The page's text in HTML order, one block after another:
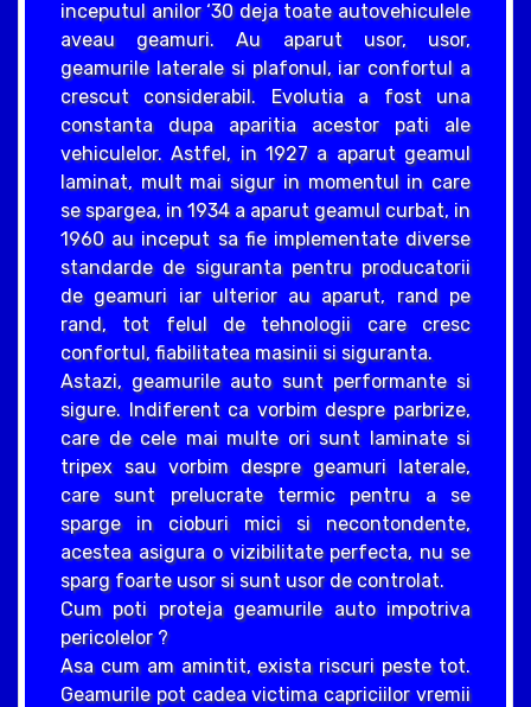
inceputul anilor ‘30 deja toate autovehiculele
aveau geamuri. Au aparut usor, usor,
geamurile laterale si plafonul, iar confortul a
crescut considerabil. Evolutia a fost una
constanta dupa aparitia acestor pati ale
vehiculelor. Astfel, in 1927 a aparut geamul
laminat, mult mai sigur in momentul in care
se spargea, in 1934 a aparut geamul curbat, in
1960 au inceput sa fie implementate diverse
standarde de siguranta pentru producatorii
de geamuri iar ulterior au aparut, rand pe
rand, tot felul de tehnologii care cresc
confortul, fiabilitatea masinii si siguranta.
Astazi, geamurile auto sunt performante si
sigure. Indiferent ca vorbim despre parbrize,
care de cele mai multe ori sunt laminate si
tripex sau vorbim despre geamuri laterale,
care sunt prelucrate termic pentru a se
sparge in cioburi mici si necontondente,
acestea asigura o vizibilitate perfecta, nu se
sparg foarte usor si sunt usor de controlat.
Cum poti proteja geamurile auto impotriva
pericolelor ?
Asa cum am amintit, exista riscuri peste tot.
Geamurile pot cadea victima capriciilor vremii